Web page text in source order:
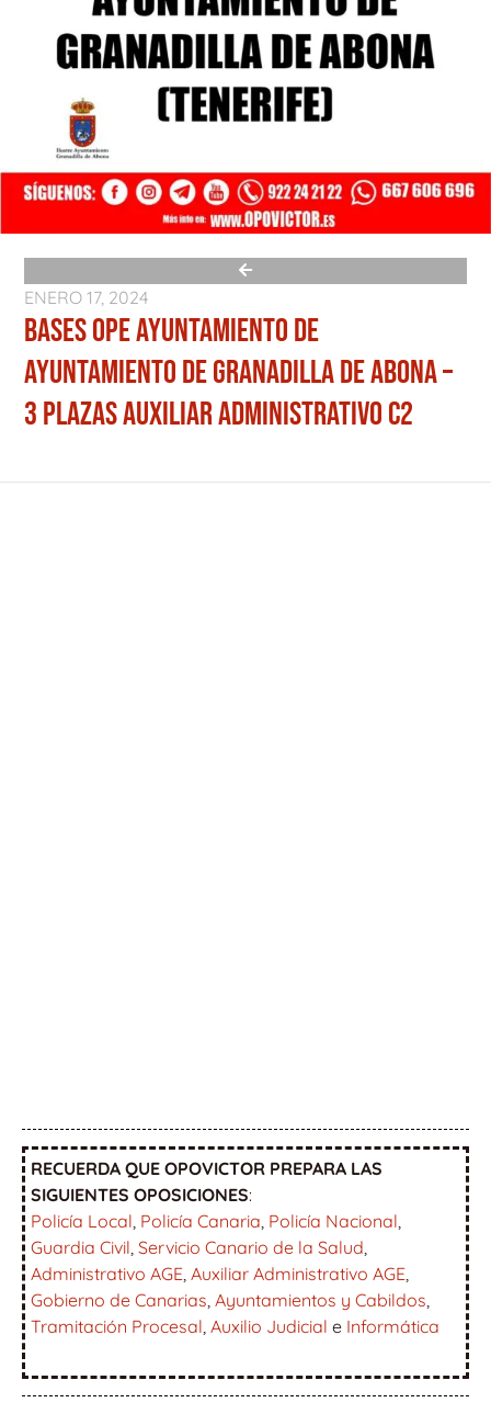
ENERO 17, 2024
BASES OPE AYUNTAMIENTO DE
AYUNTAMIENTO DE GRANADILLA DE ABONA –
3 PLAZAS AUXILIAR ADMINISTRATIVO C2
RECUERDA QUE OPOVICTOR PREPARA LAS
SIGUIENTES OPOSICIONES:
Policía Local Policía Canaria Policía Nacional
Guardia Civil Servicio Canario de la Salud
Administrativo AGE Auxiliar Administrativo AGE
Gobierno de Canarias Ayuntamientos y Cabildos
Tramitación Procesal Auxilio Judicial e Informática